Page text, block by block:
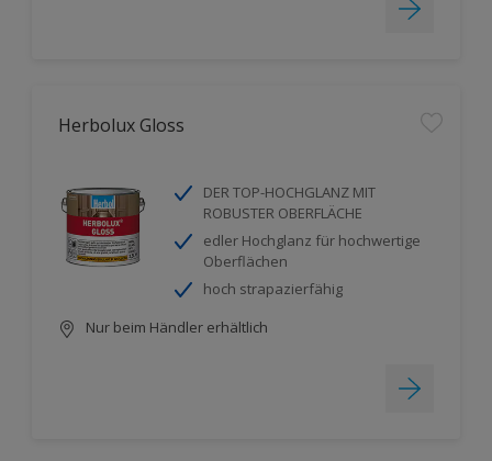
Herbolux Gloss
DER TOP-HOCHGLANZ MIT
ROBUSTER OBERFLÄCHE
edler Hochglanz für hochwertige
Oberflächen
hoch strapazierfähig
Nur beim Händler erhältlich